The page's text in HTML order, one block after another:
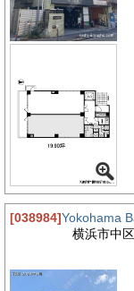
[038984]Yokohama
横浜市中